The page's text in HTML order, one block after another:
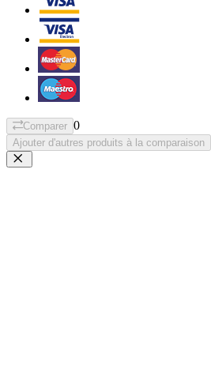
Comparer 0
Ajouter d'autres produits à la comparaison